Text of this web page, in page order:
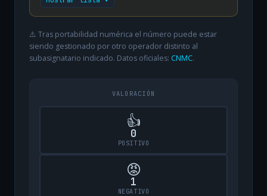
⚠️ Tras portabilidad numérica el número puede estar
siendo gestionado por otro operador distinto al
subasignatario indicado. Datos oficiales: CNMC.
VALORACIÓN
👍
0
POSITIVO
😡
1
NEGATIVO